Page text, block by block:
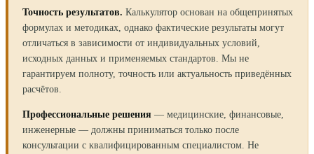
Точность результатов. Калькулятор основан на общепринятых
формулах и методиках, однако фактические результаты могут
отличаться в зависимости от индивидуальных условий,
исходных данных и применяемых стандартов. Мы не
гарантируем полноту, точность или актуальность приведённых
расчётов.
Профессиональные решения — медицинские, финансовые,
инженерные — должны приниматься только после
консультации с квалифицированным специалистом. Не